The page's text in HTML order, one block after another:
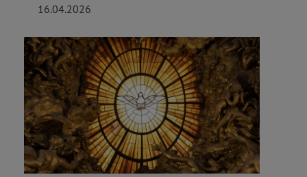
16.04.2026